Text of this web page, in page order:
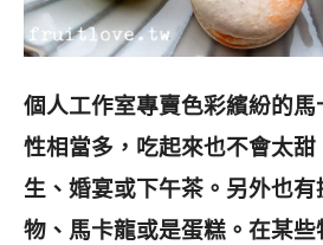
個人工作室專賣色彩繽紛的
性相當多，吃起來也不會太
生、婚宴或下午茶。 另外也有
物、馬卡龍或是蛋糕 。在某